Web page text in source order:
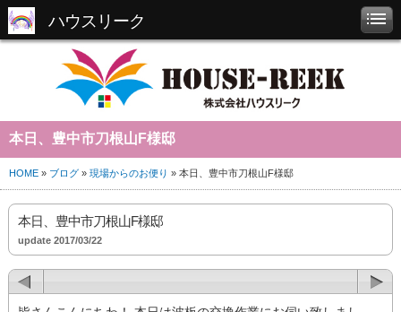
ハウスリーク
本日、豊中市刀根山F様邸
HOME » ブログ » 現場からのお便り » 本日、豊中市刀根山F様邸
本日、豊中市刀根山F様邸
update 2017/03/22